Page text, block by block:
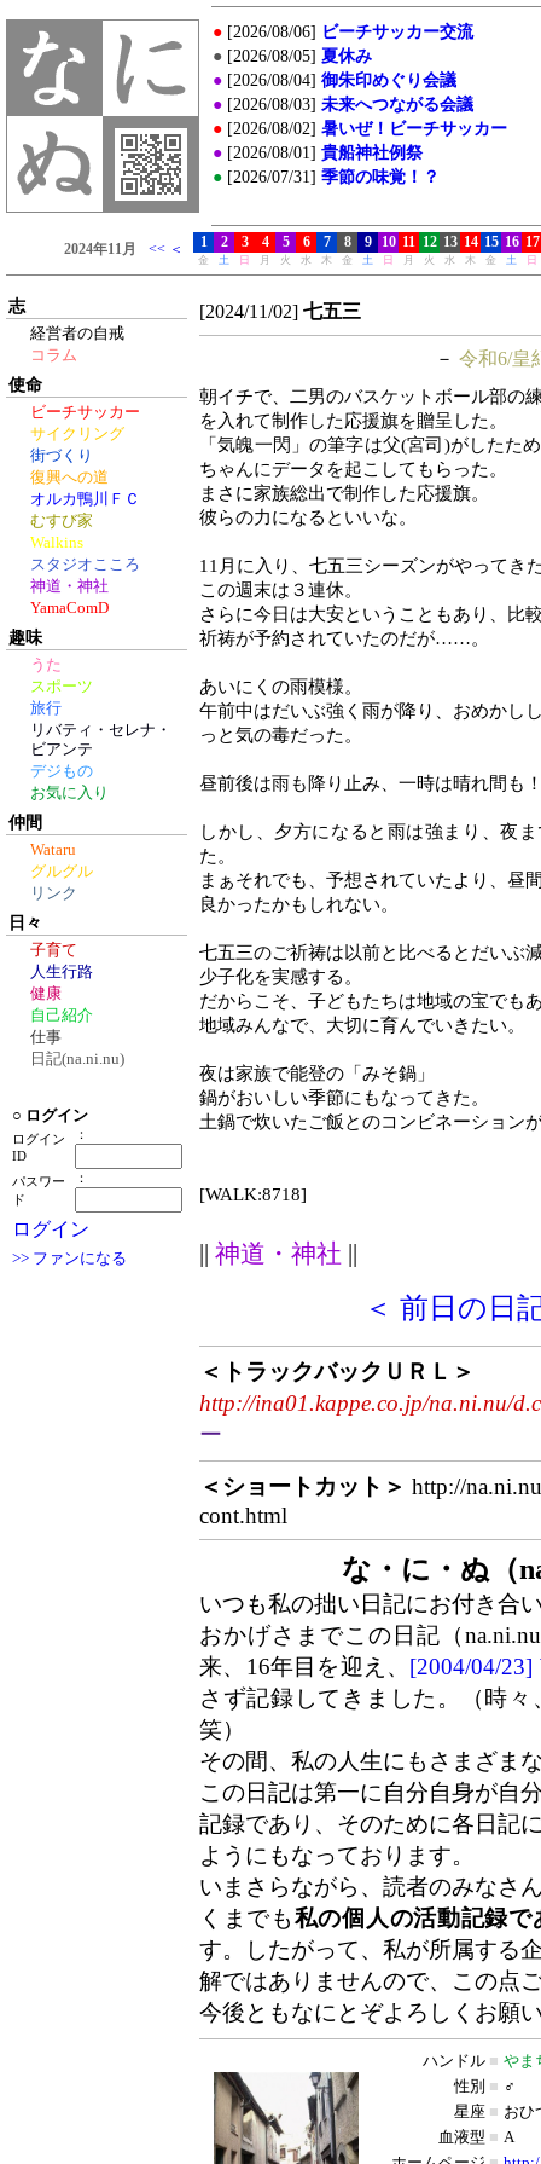
志
経営者の自戒
コラム
使命
ビーチサッカー
サイクリング
街づくり
復興への道
オルカ鴨川ＦＣ
むすび家
Walkins
スタジオこころ
神道・神社
YamaComD
趣味
うた
スポーツ
旅行
リバティ・セレナ・
ビアンテ
デジもの
お気に入り
仲間
Wataru
グルグル
リンク
日々
子育て
人生行路
健康
自己紹介
仕事
日記(na.ni.nu)
○ ログイン
ログイン
ID
：
パスワー
ド
：
ログイン
>> ファンになる
[2024/11/02] 七五三
－ 令和6/皇
朝イチで、二男のバスケットボール部の
を入れて制作した応援旗を贈呈した。
「気魄一閃」の筆字は父(宮司)がしたた
ちゃんにデータを起こしてもらった。
まさに家族総出で制作した応援旗。
彼らの力になるといいな。
11月に入り、七五三シーズンがやってき
この週末は３連休。
さらに今日は大安ということもあり、比
祈祷が予約されていたのだが……。
あいにくの雨模様。
午前中はだいぶ強く雨が降り、おめかし
っと気の毒だった。
昼前後は雨も降り止み、一時は晴れ間も
しかし、夕方になると雨は強まり、夜
た。
まぁそれでも、予想されていたより、昼
良かったかもしれない。
七五三のご祈祷は以前と比べるとだいぶ
少子化を実感する。
だからこそ、子どもたちは地域の宝でも
地域みんなで、大切に育んでいきたい。
夜は家族で能登の「みそ鍋」
鍋がおいしい季節にもなってきた。
土鍋で炊いたご飯とのコンビネーション
[WALK:8718]
|| 神道・神社 ||
＜ 前日の日
＜トラックバックＵＲＬ＞
http://ina01.kappe.co.jp/na.ni.nu/
ー
＜ショートカット＞ http://
cont.html
な・に・ぬ（
いつも私の拙い日記にお付き合
おかげさまでこの日記（
来、16年目を迎え、 [2004/04/23]
さず記録してきました。（時
笑）
その間、私の人生にもさまざま
この日記は第一に自分自身が自
記録であり、そのために各日記
ようにもなっております。
いまさらながら、読者のみなさ
くまでも私の個人の活動記録で
す。したがって、私が所属する
解ではありませんので、この点
今後ともなにとぞよろしくお願
ハンドル ■ やま
性別 ■ ♂
星座 ■ おひ
血液型 ■ A